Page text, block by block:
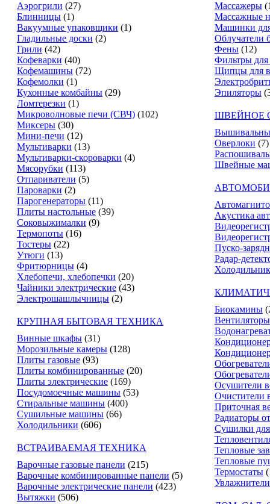
Аэрогрили (27)
Блинницы (1)
Вакуумные упаковщики (1)
Гладильные доски (2)
Грили (42)
Кофеварки (40)
Кофемашины (72)
Кофемолки (1)
Кухонные комбайны (29)
Ломтерезки (1)
Микроволновые печи (СВЧ) (102)
Миксеры (30)
Мини-печи (12)
Мультиварки (13)
Мультиварки-скороварки (4)
Мясорубки (113)
Отпариватели (5)
Пароварки (2)
Парогенераторы (11)
Плиты настольные (39)
Соковыжималки (9)
Термопоты (16)
Тостеры (22)
Утюги (13)
Фритюрницы (4)
Хлебопечи, хлебопечки (20)
Чайники электрические (43)
Электрошашлычницы (2)
КРУПНАЯ БЫТОВАЯ ТЕХНИКА
Винные шкафы (31)
Морозильные камеры (128)
Плиты газовые (93)
Плиты комбинированные (20)
Плиты электрические (169)
Посудомоечные машины (53)
Стиральные машины (400)
Сушильные машины (66)
Холодильники (606)
ВСТРАИВАЕМАЯ ТЕХНИКА
Варочные газовые панели (215)
Варочные комбинированные панели (5)
Варочные электрические панели (423)
Вытяжки (506)
Массажеры
Массажные
Машинки
Облучатели
Фены (12)
Фильтры
Щипцы для
Эпиляторы
ШВЕЙНОЕ
Оверлоки (7)
Швейные
Акустика
Пуско-
Радар-
Биокамины
Вентиляторы
Осушители
Очистители
Приточная
Радиаторы
Сушилки
Тепловые
Тепловые
Термостаты